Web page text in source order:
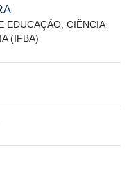
EDUCAÇÃO, CIÊNCIA
(IFBA)